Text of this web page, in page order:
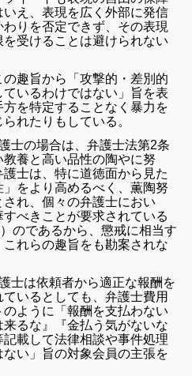
え、表現を広く外部に発信
りを否定できず、その表現
受けることは避けられない
趣旨から「攻撃的・差別的
いるわけではない」旨を表
を特定することなく暴力を
れたりもしている。
士の場合は、弁護士法第2条
養と高い品性の陶やに努
士は、特に道徳面から見た
をより高めるべく、薫陶努
れ、個々の弁護士におい
べきことが要求されている
のであるから、懲戒に相当す
れらの趣旨をも勘案されな
士は依頼者から適正な報酬を
いるとしても、弁護士費用
ように「報酬を支払わない
るな』『金払う気がないな
載して法律相談や事件処理
い」旨の対象会員の主張を